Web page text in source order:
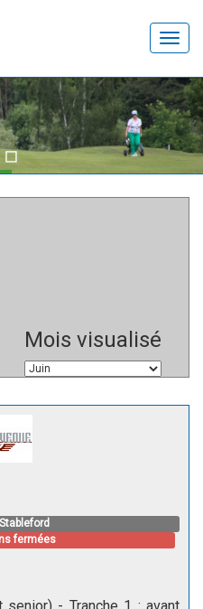
Toggle
Mois visualisé
fermées